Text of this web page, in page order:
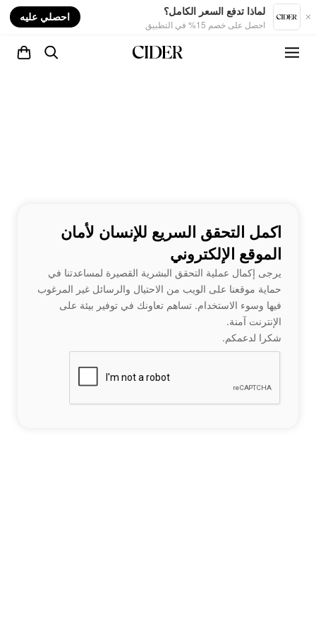
لماذا تدفع السعر الكامل؟
احصل على خصم 15% في التطبيق
احصلي عليه
اكمل التحقق السريع للإنسان لأمان
الموقع الإلكتروني
يرجى إكمال عملية التحقق البشرية القصيرة لمساعدتنا في
حماية موقعنا على الويب من الاحتيال والرسائل غير المرغوب
فيها وسوء الاستخدام. تساهم تعاونك في توفير بيئة على
الإنترنت آمنة.
شكرا لدعمكم.